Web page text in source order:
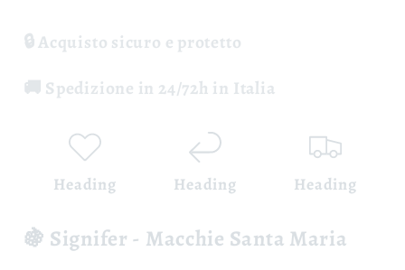
Santa
Maria
Maria
🔒 Acquisto sicuro e protetto
🚚 Spedizione in 24/72h in Italia
Heading Heading Heading
🍇 Signifer - Macchie Santa Maria